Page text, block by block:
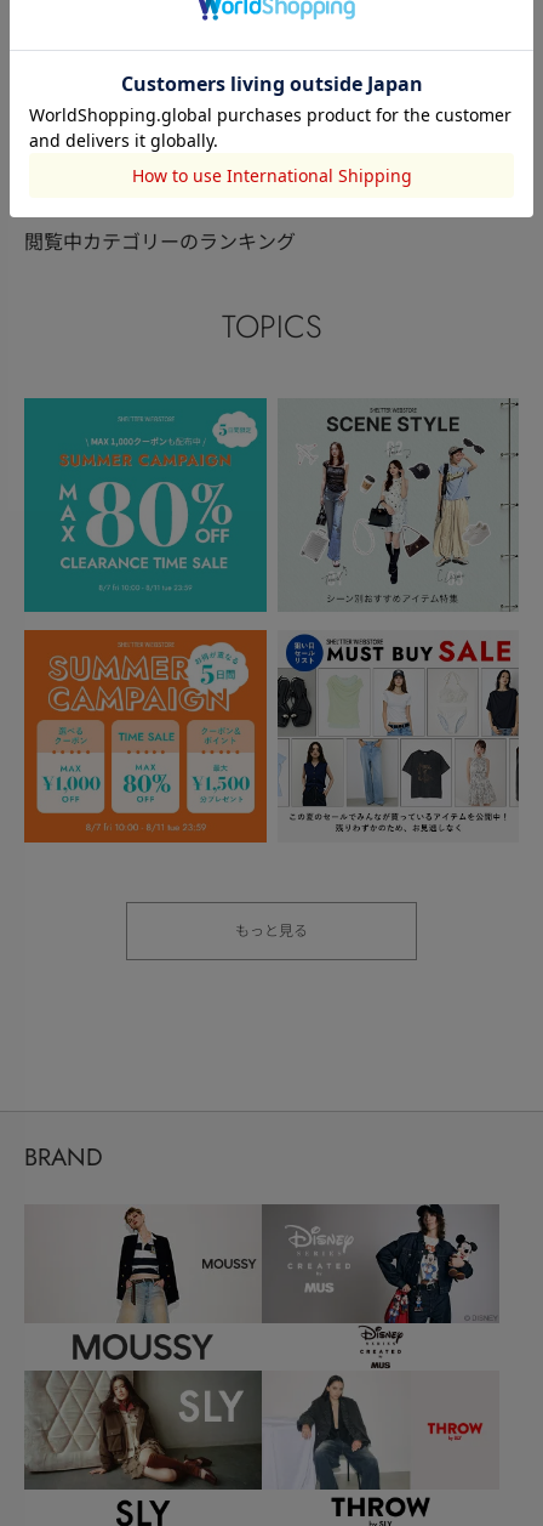
綾園 琴音
今野 愛美
155cm
錦織愛
このアイテムを見た人がチェックしている商品
閲覧中カテゴリーのランキング
TOPICS
もっと見る
BRAND